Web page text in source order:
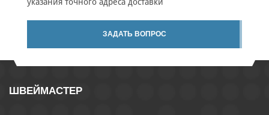
ЗАДАТЬ ВОПРОС
ШВЕЙМАСТЕР